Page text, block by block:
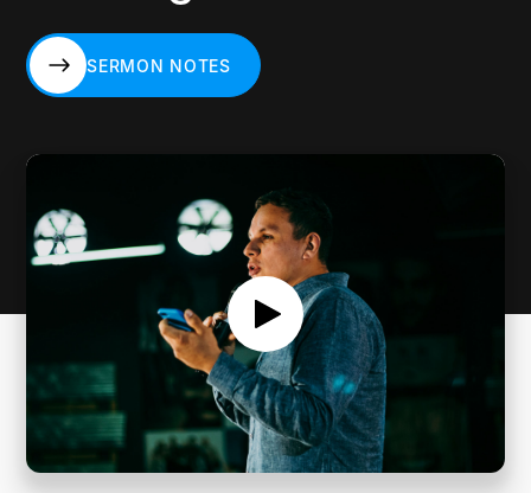
SERMON NOTES